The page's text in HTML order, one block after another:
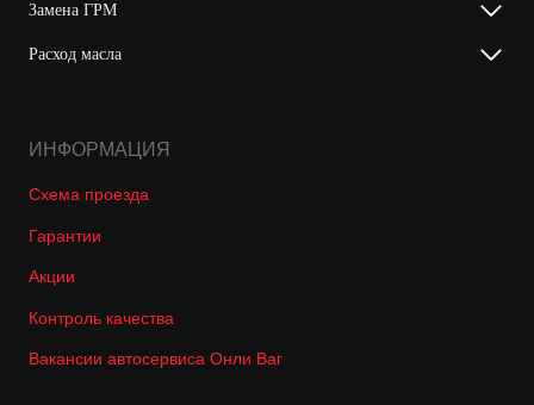
Замена ГРМ
Расход масла
ИНФОРМАЦИЯ
Схема проезда
Гарантии
Акции
Контроль качества
Вакансии автосервиса Онли Ваг